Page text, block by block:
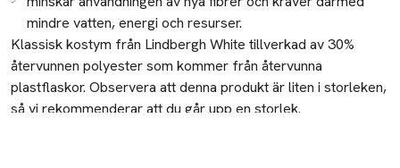
mindre vatten, energi och resurser.
Klassisk kostym från Lindbergh White tillverkad av 30%
återvunnen polyester som kommer från återvunna
plastflaskor. Observera att denna produkt är liten i storleken,
så vi rekommenderar att du går upp en storlek.